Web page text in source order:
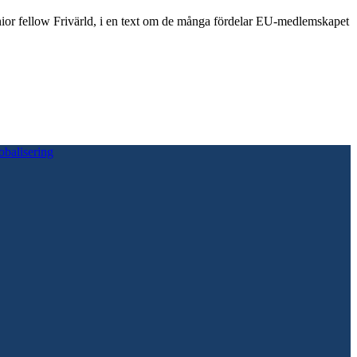
fellow Frivärld, i en text om de många fördelar EU-medlemskapet